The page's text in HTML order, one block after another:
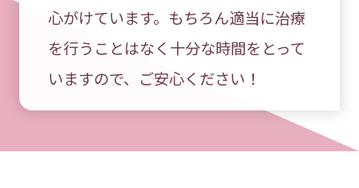
心がけています。もちろん適当に治療
を行うことはなく十分な時間をとって
いますので、ご安心ください！